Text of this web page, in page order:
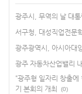
광주시, 무역의 날 대
서구청, 대성직업전문
광주광역시, 아시아대
광주 자동차산업밸리
“광주형 일자리 창출
기 본회의 개최
(0)